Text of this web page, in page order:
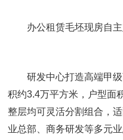
办公租赁毛坯现房自
研发中心打造高端甲
积约3.4万平方米，户型面
整层均可灵活分割组合，
业总部、商务研发等多元业